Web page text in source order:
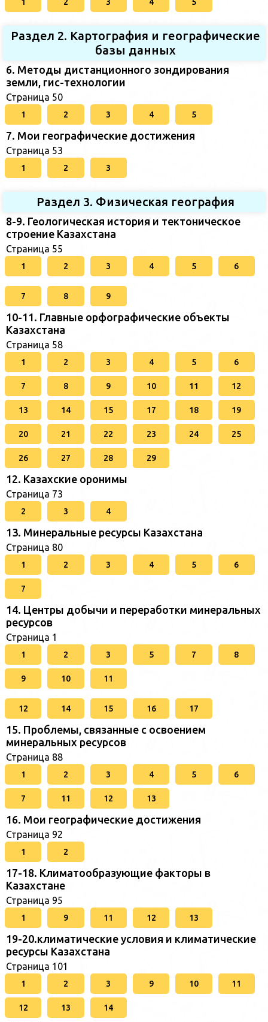
1 2 3 4 5
Раздел 2. Картография и географические
базы данных
6. Методы дистанционного зондирования
земли, гис-технологии
Страница 50
1 2 3 4 5
7. Мои географические достижения
Страница 53
1 2 3
Раздел 3. Физическая география
8-9. Геологическая история и тектоническое
строение Казахстана
Страница 55
1 2 3 4 5 6
7 8 9
10-11. Главные орфографические объекты
Казахстана
Страница 58
1 2 3 4 5 6
7 8 9 10 11 12
13 14 15 17 18 19
20 21 22 23 24 25
26 27 28 29
12. Казахские оронимы
Страница 73
2 3 4
13. Минеральные ресурсы Казахстана
Страница 80
1 2 3 4 5 6
7
14. Центры добычи и переработки минеральных
ресурсов
Страница 1
1 2 3 5 7 8
9 10 11
12 14 15 16 17
15. Проблемы, связанные с освоением
минеральных ресурсов
Страница 88
1 2 3 4 5 6
7 11 12 13
16. Мои географические достижения
Страница 92
1 2
17-18. Климатообразующие факторы в
Казахстане
Страница 95
1 9 11 12 13
19-20.климатические условия и климатические
ресурсы Казахстана
Страница 101
1 2 3 9 10 11
12 13 14